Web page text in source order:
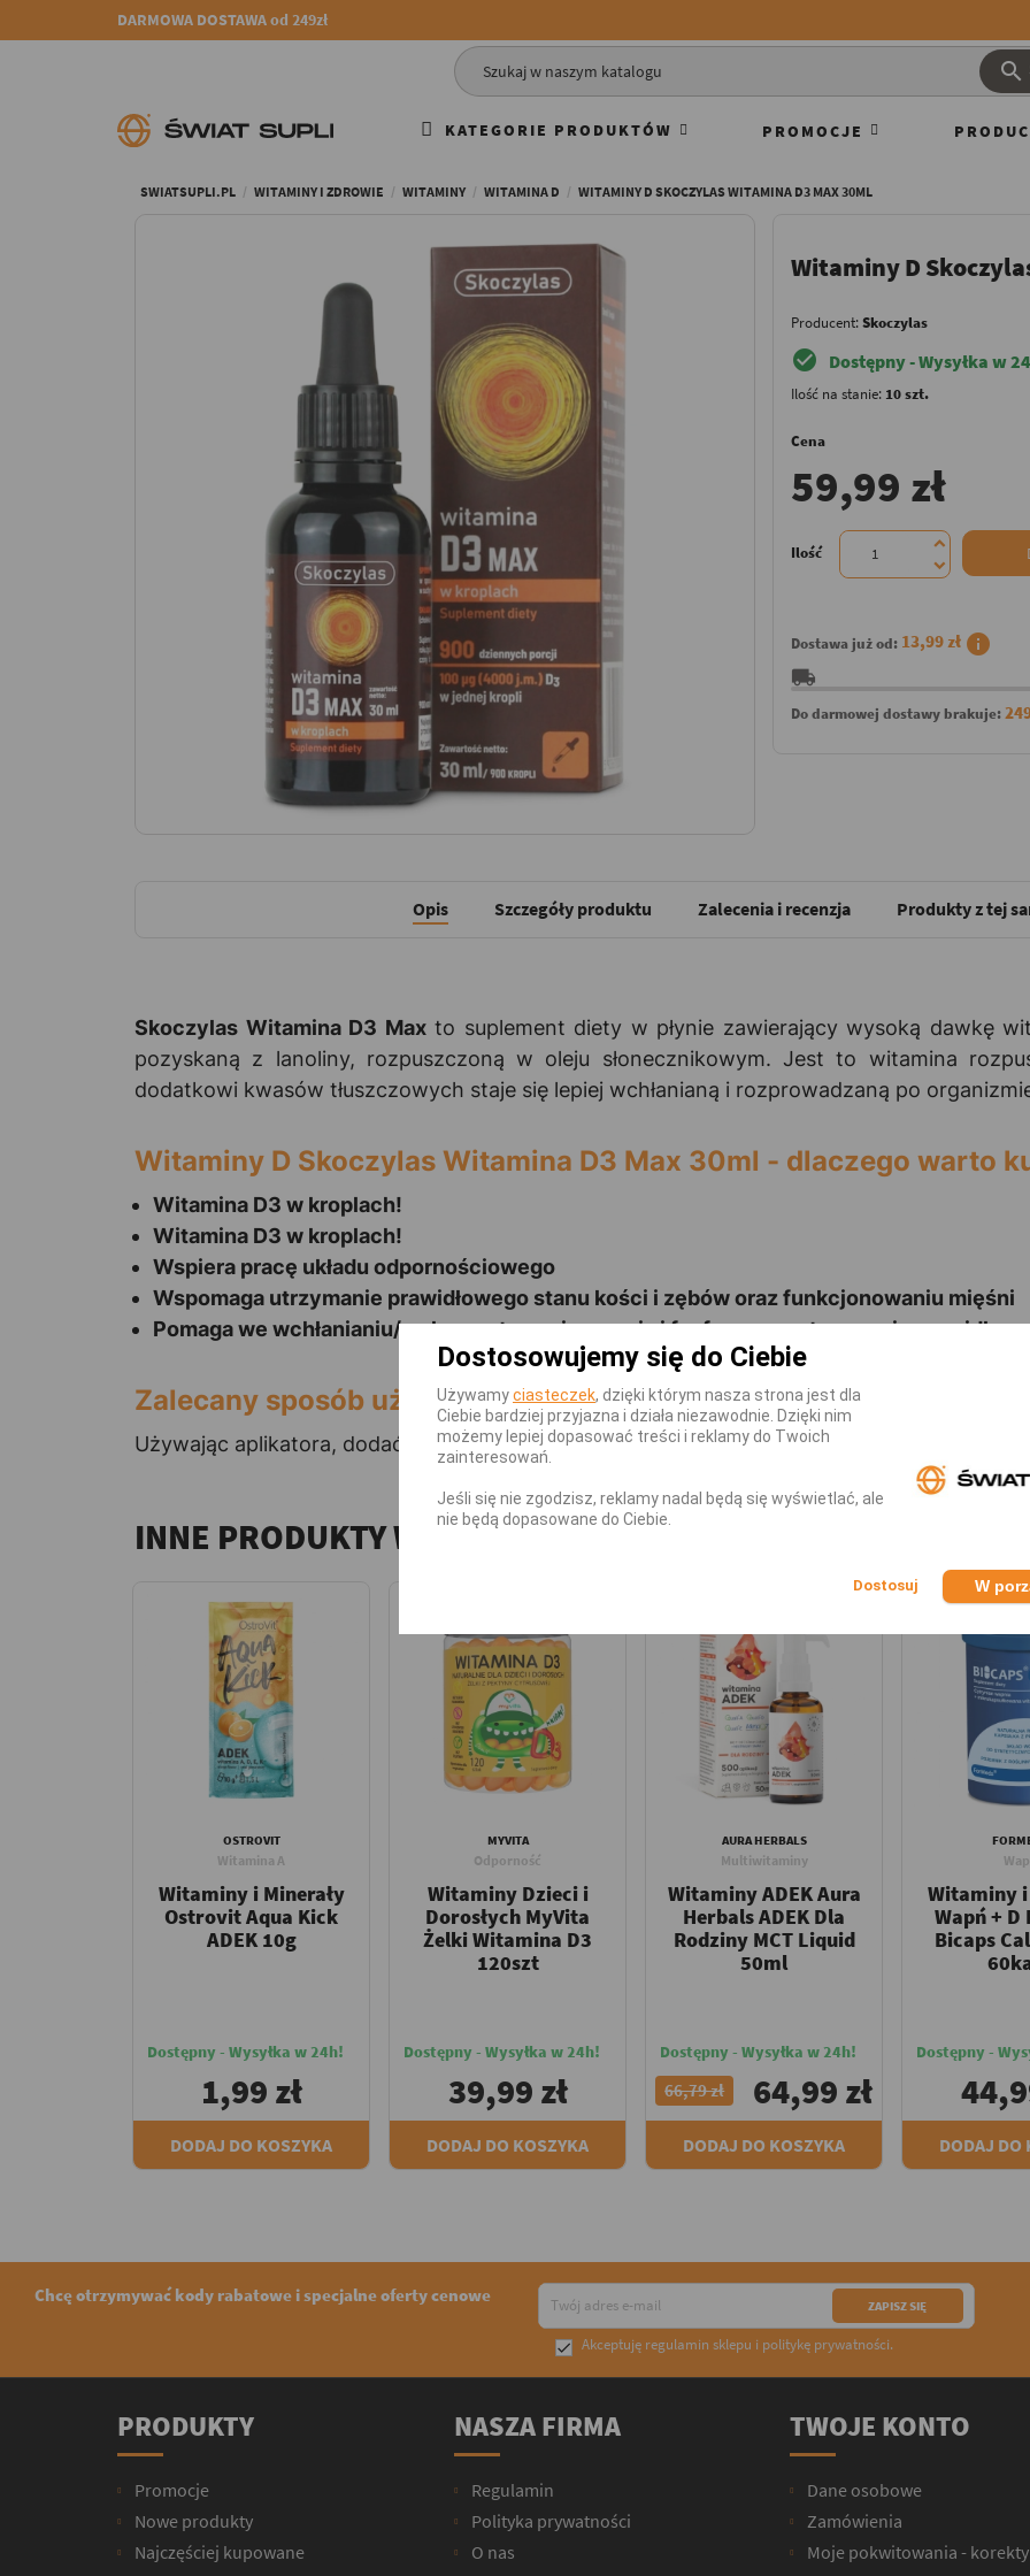
DARMOWA DOSTAWA od 249zł

KATEGORIE PRODUKTÓW PROMOCJE
SWIATSUPLI.PL WITAMINY I ZDROWIE WITAMINY WITAMINA D WITAMINY D SKOCZYLAS WITAMINA D3 MAX 30ML
Witaminy D
Producent:Skoczylas
check_circle Dostępny - Wysyłka w
Ilość na stanie: 10 szt.
Cena
59,99 zł
Ilość
Dostawa już od: 13,99 zł info
local_shipping
Do darmowej dostawy brakuje:
Opis Szczegóły produktu Zalecenia i recenzja Produkty z tej
Skoczylas Witamina D3 Maxto suplement diety w płynie zawierający wysoką dawkę
pozyskaną z lanoliny, rozpuszczoną w oleju słonecznikowym. Jest to witamina
dodatkowi kwasów tłuszczowych staje się lepiej wchłanianą i rozprowadzaną po
Witaminy D Skoczylas Witamina D3 Max 30ml - dlaczego warto
Witamina D3 w kroplach!
Witamina D3 w kroplach!
Wspiera pracę układu odpornościowego
Wspomaga utrzymanie prawidłowego stanu kości i zębów oraz funkcjonowaniu mięśni
Pomaga we wchłanianiu/wykorzystywaniu wapnia i fosforu oraz utrzymaniu
Zalecany sposób użycia:
Używając aplikatora, dodać 1 porcję raz dziennie do wody, soku, lub innego chłodzonego
INNE PRODUKTY W TEJ KATEGORII
OSTROVIT
Witamina A
Witaminy i Minerały
Ostrovit Aqua Kick
ADEK 10g
Dostępny - Wysyłka w 24h!
1,99 zł
DODAJ DO KOSZYKA
MYVITA
Odporność
Witaminy Dzieci i
Dorosłych MyVita
Żelki Witamina D3
120szt
Dostępny - Wysyłka w 24h!
39,99 zł
DODAJ DO KOSZYKA
AURA HERBALS
Multiwitaminy
Witaminy ADEK Aura
Herbals ADEK Dla
Rodziny MCT Liquid
50ml
Dostępny - Wysyłka w 24h!
66,79 zł 64,99 zł
DODAJ DO KOSZYKA
Witaminy i
Wapń + D
Bicaps
Dostępny -
DODAJ DO
Chcę otrzymywać kody rabatowe i specjalne oferty cenowe
 Akceptuję regulamin sklepu i politykę prywatności.
Dostosowujemy się do Ciebie
Używamyciasteczek, dzięki którym nasza strona jest dla
Ciebie bardziej przyjazna i działa niezawodnie. Dzięki nim
możemy lepiej dopasować treści i reklamy do Twoich
zainteresowań.
Jeśli się nie zgodzisz, reklamy nadal będą się wyświetlać, ale
nie będą dopasowane do Ciebie.
W
PRODUKTY
Promocje
Nowe produkty
Najczęściej kupowane
NASZA FIRMA
Regulamin
Polityka prywatności
O nas
TWOJE KONTO
Dane osobowe
Zamówienia
Moje pokwitowania - korekty